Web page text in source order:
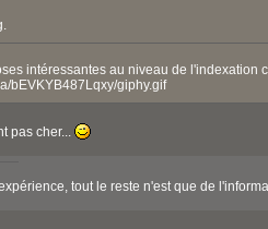
intéressantes au niveau de l'indexation
bEVKYB487Lqxy/giphy.gif
pas cher...
tout le reste n'est que de